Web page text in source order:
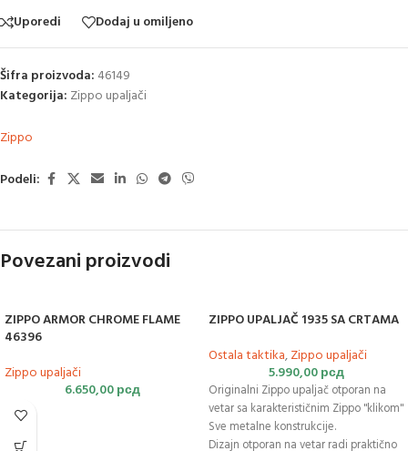
Uporedi Dodaj u omiljeno
Šifra proizvoda: 46149
Kategorija: Zippo upaljači
Zippo
Podeli:
Povezani proizvodi
ZIPPO ARMOR CHROME FLAME
46396
Zippo upaljači
6.650,00рсд
ZIPPO UPALJAČ 1935 SA CRTAMA
Ostala taktika,Zippo upaljači
5.990,00рсд
Originalni Zippo upaljač otporan na
vetar sa karakterističnim Zippo "klikom"
Sve metalne konstrukcije.
Dizajn otporan na vetar radi praktično